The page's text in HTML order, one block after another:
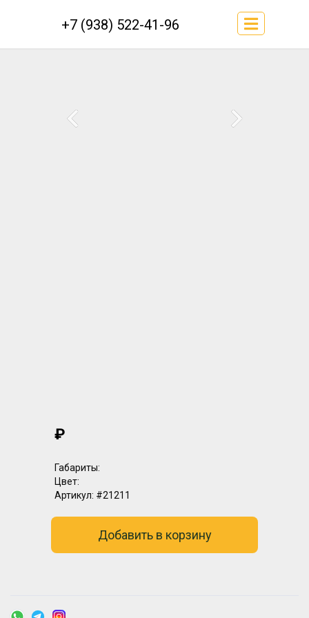
+7 (938) 522-41-96
₽
Габариты:
Цвет:
Артикул: #21211
Добавить в корзину